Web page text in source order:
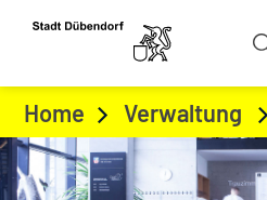
Kopfzeile
Home Verwaltung